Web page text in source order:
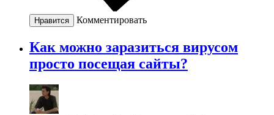
Нравится Комментировать
Как можно заразиться вирусом
просто посещая сайты?